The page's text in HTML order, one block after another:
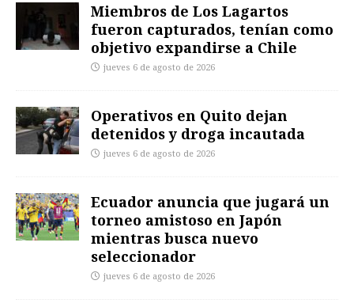
Miembros de Los Lagartos
fueron capturados, tenían como
objetivo expandirse a Chile
jueves 6 de agosto de 2026
Operativos en Quito dejan
detenidos y droga incautada
jueves 6 de agosto de 2026
Ecuador anuncia que jugará un
torneo amistoso en Japón
mientras busca nuevo
seleccionador
jueves 6 de agosto de 2026